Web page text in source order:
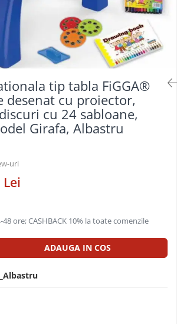
tip tabla FiGGA®
desenat cu proiector,
cu 24 sabloane,
Girafa, Albastru
uri
Lei
48 ore; CASHBACK 10% la toate comenzile
ADAUGA IN COS